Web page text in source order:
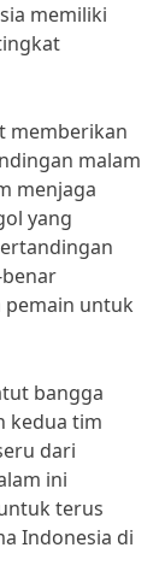
memiliki
memberikan
malam
menjaga
yang
untuk
bangga
kedua tim
dari
ini
terus
Indonesia di